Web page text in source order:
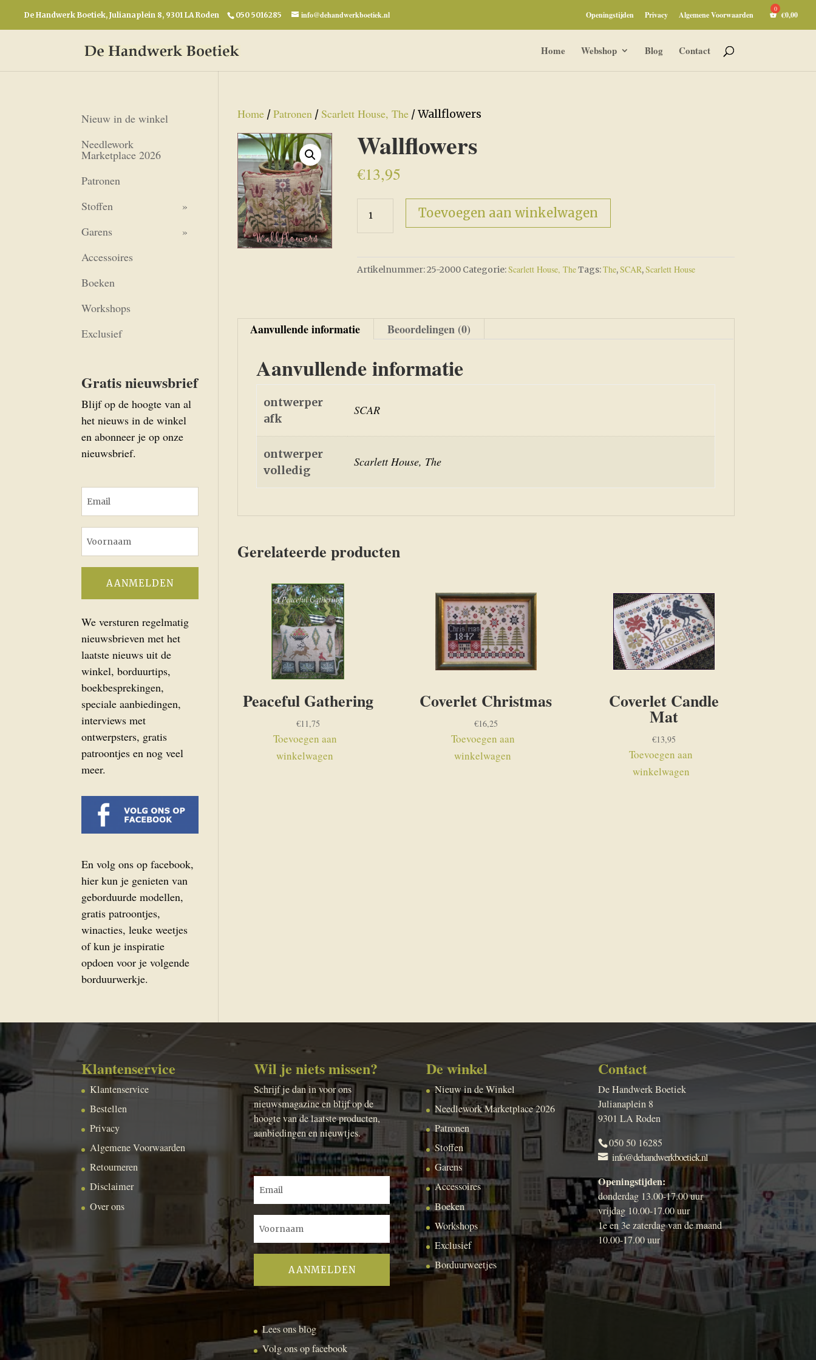
De Handwerk Boetiek, Julianaplein 8, 9301 LA Roden 050 5016285 info@dehandwerkboetiek.nl Openingstijden Privacy Algemene Voorwaarden €0,00
Home Webshop Blog Contact
Home /Patronen / Scarlett House, The / Wallflowers
Wallflowers
€13,95
Wallflowers
aantal
Toevoegen aan winkelwagen
Artikelnummer:25-2000 Categorie:Scarlett House, TheTags:The,SCAR,Scarlett House
Aanvullende informatie Beoordelingen (0)
Aanvullende informatie
ontwerper
afk
SCAR
ontwerper
volledig
Scarlett House, The
Gerelateerde producten
Peaceful Gathering
€11,75
Toevoegen aan
winkelwagen
Coverlet Christmas
€16,25
Toevoegen aan
winkelwagen
Coverlet Candle
Mat
€13,95
Toevoegen aan
winkelwagen
Nieuw in de winkel
Needlework
Marketplace 2026
Patronen
Stoffen
Garens
Accessoires
Boeken
Workshops
Exclusief
Gratis nieuwsbrief
Blijf op de hoogte van al
het nieuws in de winkel
en abonneer je op onze
nieuwsbrief.
We versturen regelmatig
nieuwsbrieven met het
laatste nieuws uit de
winkel, borduurtips,
boekbesprekingen,
speciale aanbiedingen,
interviews met
ontwerpsters, gratis
patroontjes en nog veel
meer.
En volg ons op facebook,
hier kun je genieten van
geborduurde modellen,
gratis patroontjes,
winacties, leuke weetjes
of kun je inspiratie
opdoen voor je volgende
borduurwerkje.
Klantenservice
Klantenservice
Bestellen
Privacy
Algemene Voorwaarden
Retourneren
Disclaimer
Over ons
Wil je niets missen?
Schrijf je dan in voor ons
nieuwsmagazine en blijf op de
hoogte van de laatste producten,
aanbiedingen en nieuwtjes.
Lees ons blog
Volg ons op facebook
De winkel
Nieuw in de Winkel
Needlework Marketplace 2026
Patronen
Stoffen
Garens
Accessoires
Boeken
Workshops
Exclusief
Borduurweetjes
Contact
De Handwerk Boetiek
Julianaplein 8
9301 LA Roden
050 50 16285
info@dehandwerkboetiek.nl
Openingstijden:
donderdag 13.00-17.00 uur
vrijdag 10.00-17.00 uur
1e en 3e zaterdag van de maand
10.00-17.00 uur